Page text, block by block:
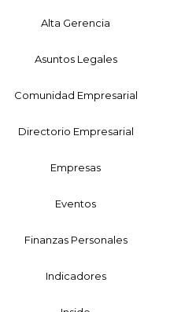
Alta Gerencia
Asuntos Legales
Comunidad Empresarial
Directorio Empresarial
Empresas
Eventos
Finanzas Personales
Indicadores